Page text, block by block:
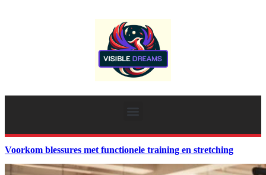
Voorkom blessures met functionele training en stretching